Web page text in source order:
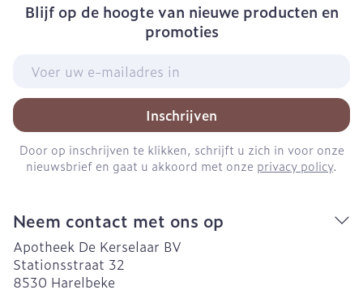
Blijf op de hoogte van nieuwe producten en
promoties
Inschrijven
Door op inschrijven te klikken, schrijft u zich in voor onze
nieuwsbrief en gaat u akkoord met onze privacy policy.
Neem contact met ons op
Apotheek De Kerselaar BV
Stationsstraat 32
8530 Harelbeke